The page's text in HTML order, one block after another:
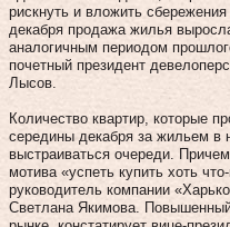
рискнуть и вложить
декабря продажа жилья
аналогичным периодом
почетный президент
Лысов.
Количество квартир, которые
середины декабря за жильем в
выстраиваться очереди.
мотива «успеть купить хоть
руководитель компании
Светлана Якимова.